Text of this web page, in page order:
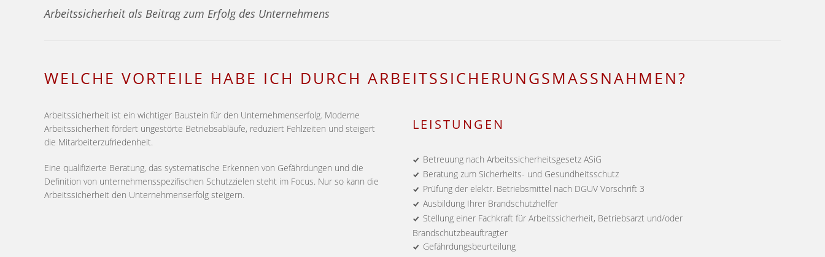
Arbeitssicherheit als Beitrag zum Erfolg des Unternehmens
WELCHE VORTEILE HABE ICH DURCH ARBEITSSICHERUNGSMASSNAHMEN?
Arbeitssicherheit ist ein wichtiger Baustein für den Unternehmenserfolg. Moderne
Arbeitssicherheit fördert ungestörte Betriebsabläufe, reduziert Fehlzeiten und steigert
die Mitarbeiterzufriedenheit.
Eine qualifizierte Beratung, das systematische Erkennen von Gefährdungen und die
Definition von unternehmensspezifischen Schutzzielen steht im Focus. Nur so kann die
Arbeitssicherheit den Unternehmenserfolg steigern.
LEISTUNGEN
Betreuung nach Arbeitssicherheitsgesetz ASiG
Beratung zum Sicherheits- und Gesundheitsschutz
Prüfung der elektr. Betriebsmittel nach DGUV Vorschrift 3
Ausbildung Ihrer Brandschutzhelfer
Stellung einer Fachkraft für Arbeitssicherheit, Betriebsarzt und/oder
Brandschutzbeauftragter
Gefährdungsbeurteilung